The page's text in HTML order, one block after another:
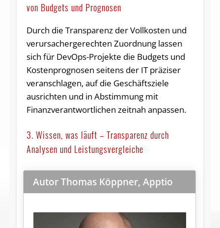
von Budgets und Prognosen
Durch die Transparenz der Vollkosten und
verursachergerechten Zuordnung lassen
sich für DevOps-Projekte die Budgets und
Kostenprognosen seitens der IT präziser
veranschlagen, auf die Geschäftsziele
ausrichten und in Abstimmung mit
Finanzverantwortlichen zeitnah anpassen.
3. Wissen, was läuft – Transparenz durch
Analysen und Leistungsvergleiche
Autor Thomas Köppner, Apptio